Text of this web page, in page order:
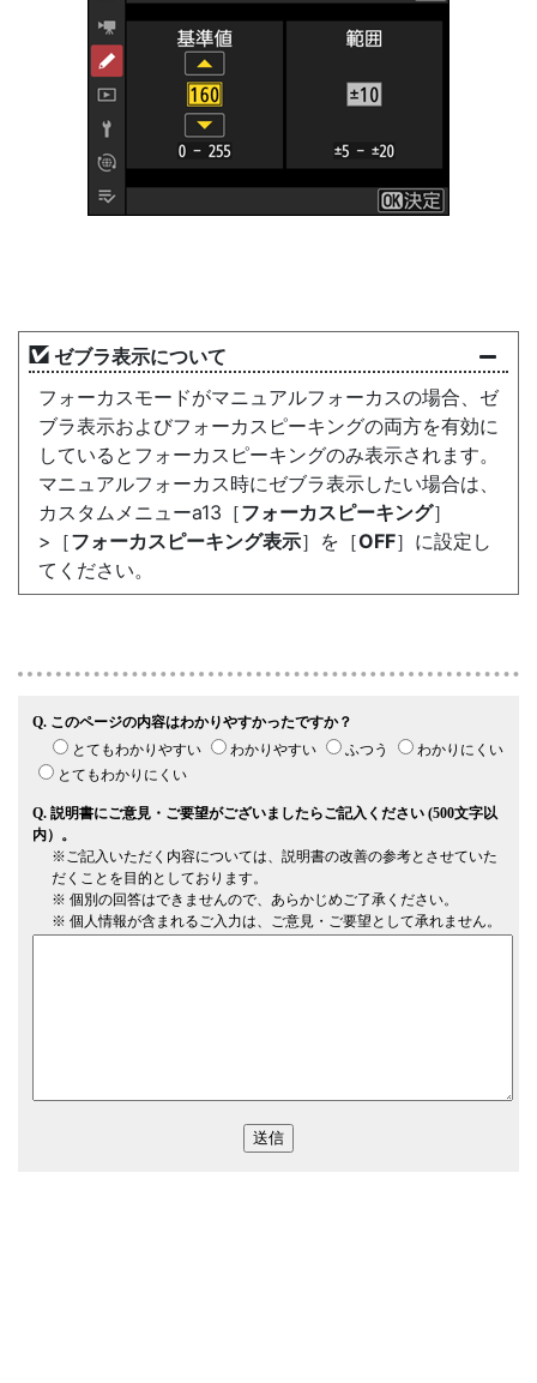
ゼブラ表示について
フォーカスモードがマニュアルフォーカスの場合、ゼ
ブラ表示およびフォーカスピーキングの両方を有効に
しているとフォーカスピーキングのみ表示されます。
マニュアルフォーカス時にゼブラ表示したい場合は、
カスタムメニューa13［フォーカスピーキング］
>［フォーカスピーキング表示］を［OFF］に設定し
てください。